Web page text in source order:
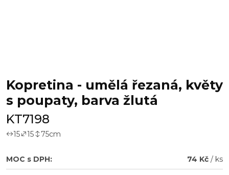
Kopretina - umělá řezaná, květy
s poupaty, barva žlutá
KT7198
15 15 75cm
MOC s DPH: 74 Kč / ks